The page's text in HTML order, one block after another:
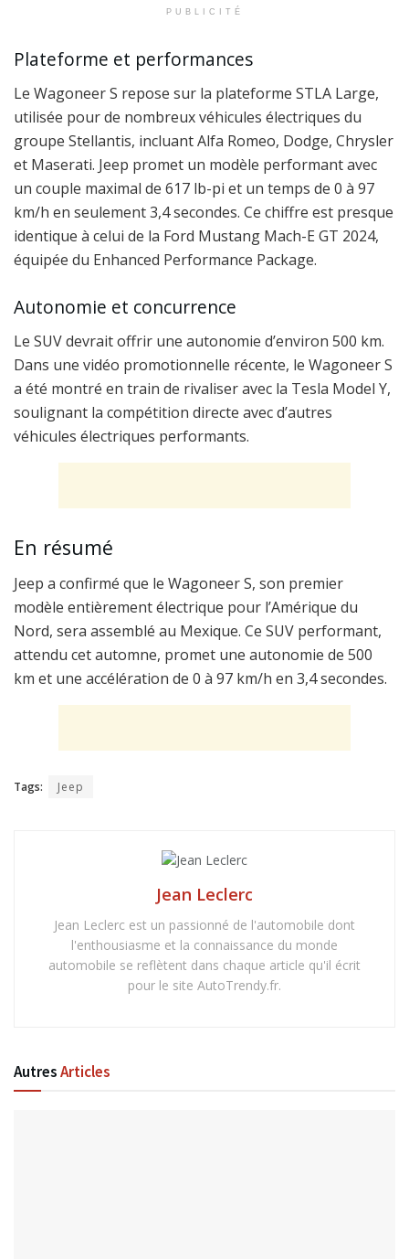
PUBLICITÉ
Plateforme et performances
Le Wagoneer S repose sur la plateforme STLA Large,
utilisée pour de nombreux véhicules électriques du
groupe Stellantis, incluant Alfa Romeo, Dodge, Chrysler
et Maserati. Jeep promet un modèle performant avec
un couple maximal de 617 lb-pi et un temps de 0 à 97
km/h en seulement 3,4 secondes. Ce chiffre est presque
identique à celui de la Ford Mustang Mach-E GT 2024,
équipée du Enhanced Performance Package.
Autonomie et concurrence
Le SUV devrait offrir une autonomie d’environ 500 km.
Dans une vidéo promotionnelle récente, le Wagoneer S
a été montré en train de rivaliser avec la Tesla Model Y,
soulignant la compétition directe avec d’autres
véhicules électriques performants.
En résumé
Jeep a confirmé que le Wagoneer S, son premier
modèle entièrement électrique pour l’Amérique du
Nord, sera assemblé au Mexique. Ce SUV performant,
attendu cet automne, promet une autonomie de 500
km et une accélération de 0 à 97 km/h en 3,4 secondes.
Tags: Jeep
Jean Leclerc
Jean Leclerc est un passionné de l'automobile dont
l'enthousiasme et la connaissance du monde
automobile se reflètent dans chaque article qu'il écrit
pour le site AutoTrendy.fr.
AutresArticles